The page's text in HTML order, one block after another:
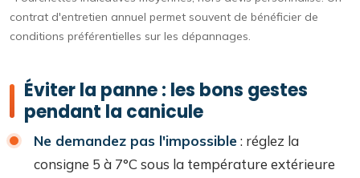
contrat d'entretien annuel permet souvent de bénéficier de
conditions préférentielles sur les dépannages.
Éviter la panne : les bons gestes
pendant la canicule
Ne demandez pas l'impossible: réglez la
consigne 5 à 7°C sous la température extérieure